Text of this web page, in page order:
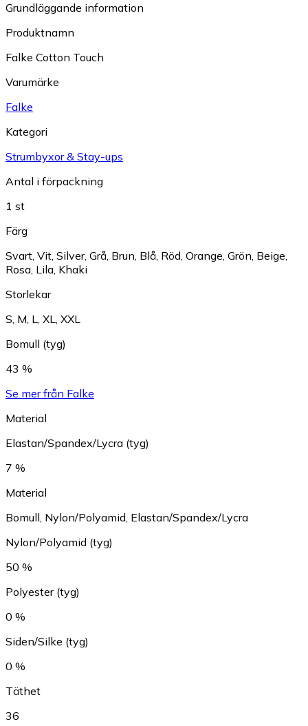
Grundläggande information
Produktnamn
Falke Cotton Touch
Varumärke
Falke
Kategori
Strumbyxor & Stay-ups
Antal i förpackning
1 st
Färg
Svart, Vit, Silver, Grå, Brun, Blå, Röd, Orange, Grön, Beige,
Rosa, Lila, Khaki
Storlekar
S, M, L, XL, XXL
Bomull (tyg)
43 %
Se mer från Falke
Material
Elastan/Spandex/Lycra (tyg)
7 %
Material
Bomull, Nylon/Polyamid, Elastan/Spandex/Lycra
Nylon/Polyamid (tyg)
50 %
Polyester (tyg)
0 %
Siden/Silke (tyg)
0 %
Täthet
36